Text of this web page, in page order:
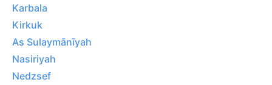
Karbala
Kirkuk
As Sulaymānīyah
Nasiriyah
Nedzsef